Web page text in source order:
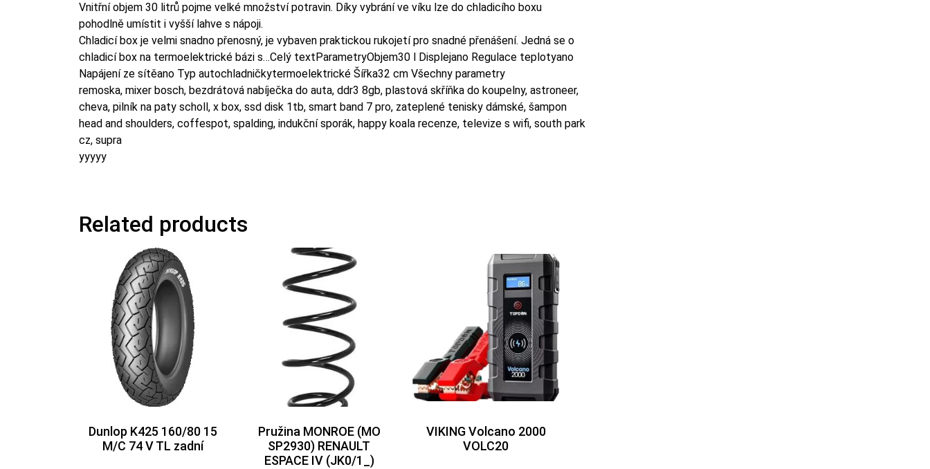
Vnitřní objem 30 litrů pojme velké množství potravin. Díky vybrání ve víku lze do chladicího boxu
pohodlně umístit i vyšší lahve s nápoji.
Chladicí box je velmi snadno přenosný, je vybaven praktickou rukojetí pro snadné přenášení. Jedná se o
chladicí box na termoelektrické bázi s…Celý textParametryObjem30 l Displejano Regulace teplotyano
Napájení ze sítěano Typ autochladničkytermoelektrické Šířka32 cm Všechny parametry
remoska, mixer bosch, bezdrátová nabíječka do auta, ddr3 8gb, plastová skříňka do koupelny, astroneer,
cheva, pilník na paty scholl, x box, ssd disk 1tb, smart band 7 pro, zateplené tenisky dámské, šampon
head and shoulders, coffespot, spalding, indukční sporák, happy koala recenze, televize s wifi, south park
cz, supra
yyyyy
Related products
Dunlop K425 160/80 15
M/C 74 V TL zadní
Pružina MONROE (MO
SP2930) RENAULT
ESPACE IV (JK0/1_)
VIKING Volcano 2000
VOLC20